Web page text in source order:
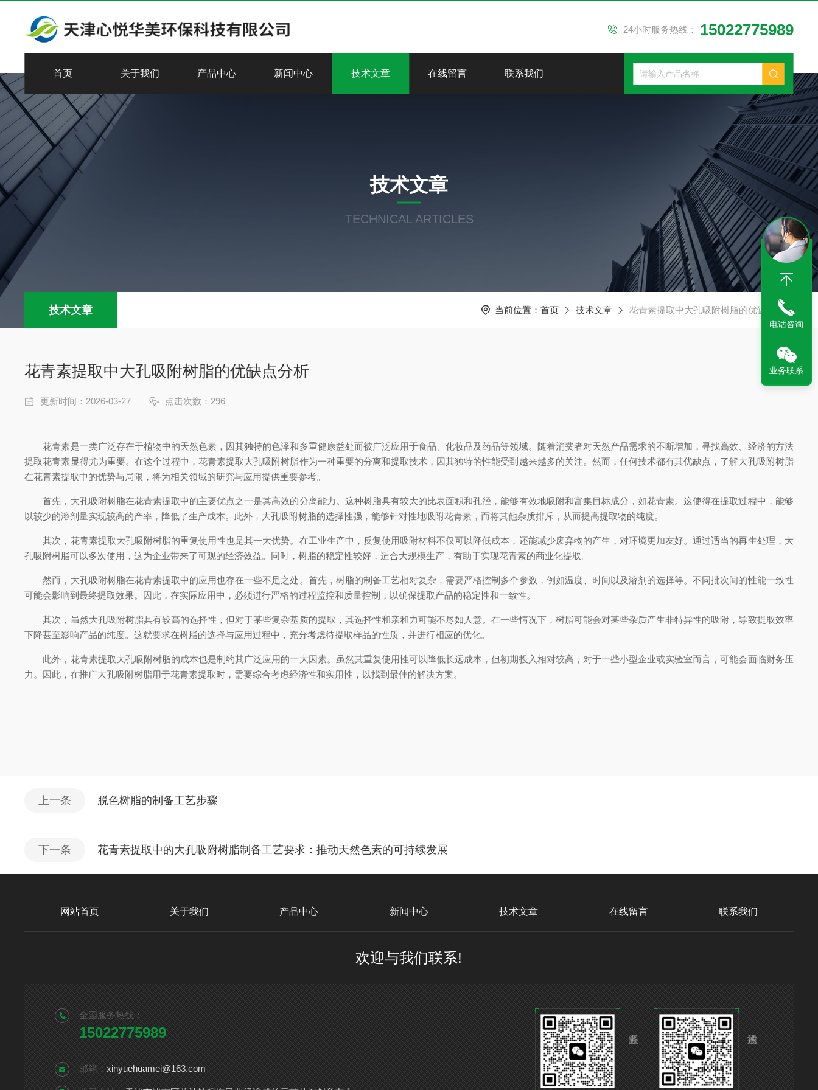
24小时服务热线： 15022775989
首页 关于我们 产品中心 新闻中心 技术文章 在线留言 联系我们
技术文章
TECHNICAL ARTICLES
技术文章 当前位置： 首页 技术文章 花青素提取中大孔吸附树脂的优缺点分析
花青素提取中大孔吸附树脂的优缺点分析
更新时间：2026-03-27 点击次数：296
花青素是一类广泛存在于植物中的天然色素，因其独特的色泽和多重健康益处而被广泛应用于食品、化妆品及药品等领域。随着消费者对天然产品需求的不断增加，寻找高效、经济的方法
提取花青素显得尤为重要。在这个过程中，花青素提取大孔吸附树脂作为一种重要的分离和提取技术，因其独特的性能受到越来越多的关注。然而，任何技术都有其优缺点，了解大孔吸附树脂
在花青素提取中的优势与局限，将为相关领域的研究与应用提供重要参考。
首先，大孔吸附树脂在花青素提取中的主要优点之一是其高效的分离能力。这种树脂具有较大的比表面积和孔径，能够有效地吸附和富集目标成分，如花青素。这使得在提取过程中，能够
以较少的溶剂量实现较高的产率，降低了生产成本。此外，大孔吸附树脂的选择性强，能够针对性地吸附花青素，而将其他杂质排斥，从而提高提取物的纯度。
其次，花青素提取大孔吸附树脂的重复使用性也是其一大优势。在工业生产中，反复使用吸附材料不仅可以降低成本，还能减少废弃物的产生，对环境更加友好。通过适当的再生处理，大
孔吸附树脂可以多次使用，这为企业带来了可观的经济效益。同时，树脂的稳定性较好，适合大规模生产，有助于实现花青素的商业化提取。
然而，大孔吸附树脂在花青素提取中的应用也存在一些不足之处。首先，树脂的制备工艺相对复杂，需要严格控制多个参数，例如温度、时间以及溶剂的选择等。不同批次间的性能一致性
可能会影响到最终提取效果。因此，在实际应用中，必须进行严格的过程监控和质量控制，以确保提取产品的稳定性和一致性。
其次，虽然大孔吸附树脂具有较高的选择性，但对于某些复杂基质的提取，其选择性和亲和力可能不尽如人意。在一些情况下，树脂可能会对某些杂质产生非特异性的吸附，导致提取效率
下降甚至影响产品的纯度。这就要求在树脂的选择与应用过程中，充分考虑待提取样品的性质，并进行相应的优化。
此外，花青素提取大孔吸附树脂的成本也是制约其广泛应用的一大因素。虽然其重复使用性可以降低长远成本，但初期投入相对较高，对于一些小型企业或实验室而言，可能会面临财务压
力。因此，在推广大孔吸附树脂用于花青素提取时，需要综合考虑经济性和实用性，以找到最佳的解决方案。
上一条 脱色树脂的制备工艺步骤
下一条 花青素提取中的大孔吸附树脂制备工艺要求：推动天然色素的可持续发展
网站首页 关于我们 产品中心 新闻中心 技术文章 在线留言 联系我们
欢迎与我们联系!
全国服务热线：
15022775989
邮箱：xinyuehuamei@163.com
电话咨询
业务联系